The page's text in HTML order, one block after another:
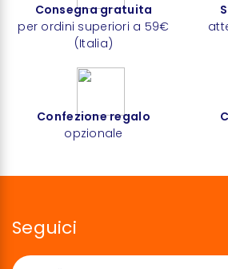
Consegna gratuita
per ordini superiori a 59€
(Italia)
Confezione regalo
opzionale
Seguici